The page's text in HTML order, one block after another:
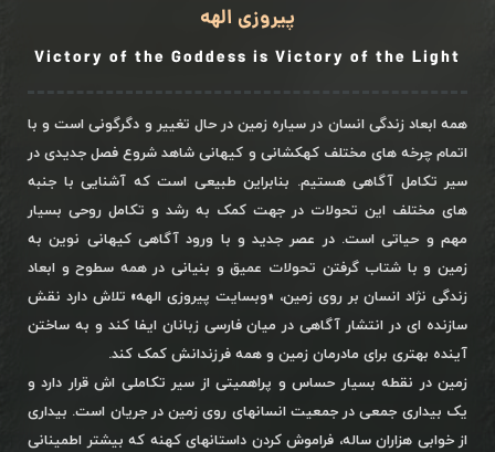
پیروزی الهه
Victory of the Goddess is Victory of the Light
همه ابعاد زندگی انسان در سیاره زمین در حال تغییر و دگرگونی است و با
اتمام چرخه های مختلف کهکشانی و کیهانی شاهد شروع فصل جدیدی در
سیر تکامل آگاهی هستیم. بنابراین طبیعی است که آشنایی با جنبه
های مختلف این تحولات در جهت کمک به رشد و تکامل روحی بسیار
مهم و حیاتی است. در عصر جدید و با ورود آگاهی کیهانی نوین به
زمین و با شتاب گرفتن تحولات عمیق و بنیانی در همه سطوح و ابعاد
زندگی نژاد انسان بر روی زمین، «وبسایت پیروزی الهه» تلاش دارد نقش
سازنده ای در انتشار آگاهی در میان فارسی زبانان ایفا کند و به ساختن
آینده بهتری برای مادرمان زمین و همه فرزندانش کمک کند.
زمین در نقطه بسیار حساس و پراهمیتی از سیر تکاملی اش قرار دارد و
یک بیداری جمعی در جمعیت انسانهای روی زمین در جریان است. بیداری
از خوابی هزاران ساله، فراموش کردن داستانهای کهنه که بیشتر اطمینانی